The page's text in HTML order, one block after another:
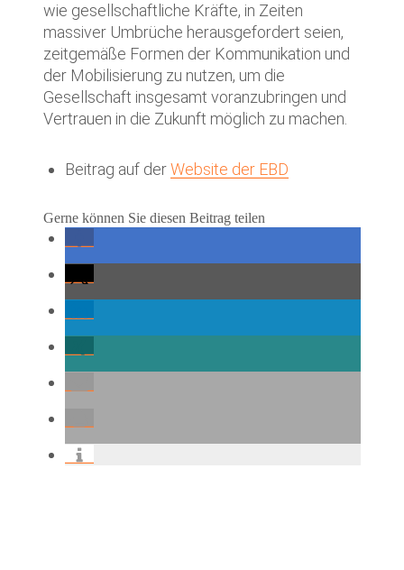
wie gesellschaftliche Kräfte, in Zeiten
massiver Umbrüche herausgefordert seien,
zeitgemäße Formen der Kommunikation und
der Mobilisierung zu nutzen, um die
Gesellschaft insgesamt voranzubringen und
Vertrauen in die Zukunft möglich zu machen.
Beitrag auf derWebsite der EBD
Gerne können Sie diesen Beitrag teilen